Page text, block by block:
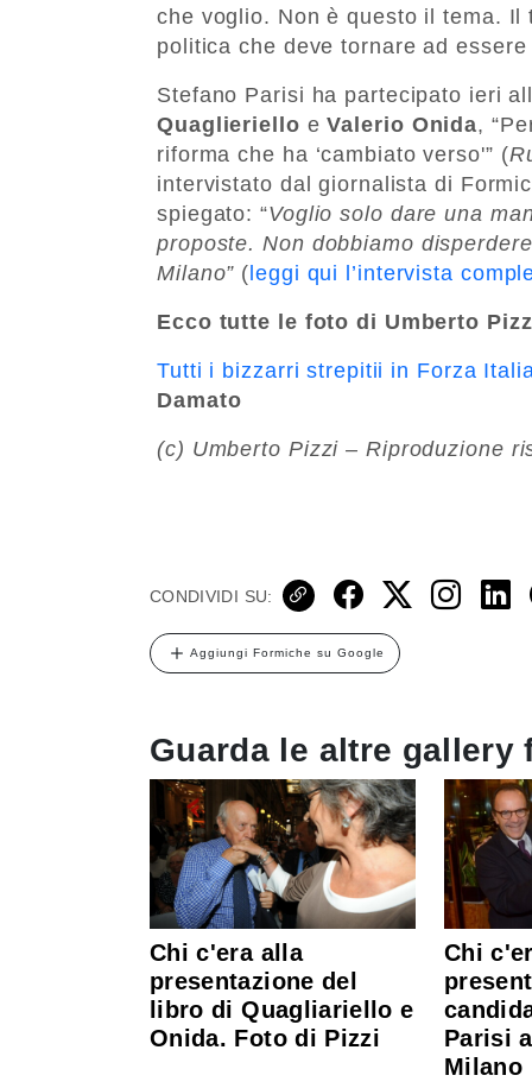
che voglio. Non è questo il tema.
politica che deve tornare ad essere
Stefano Parisi ha partecipato ieri
Quaglieriello eValerio Onida,
riforma che ha ‘cambiato verso'” (
intervistato dal giornalista di
spiegato: “Voglio solo dare una
proposte. Non dobbiamo
Milano” (leggi qui l’intervista
Ecco tutte le foto di Umberto
Tutti i bizzarri strepitii in Forza
Damato
(c) Umberto Pizzi – Riproduzione
CONDIVIDI SU:
Aggiungi Formiche su Google
Guarda le altre gallery
Chi c'era alla
presentazione del
libro di Quagliariello e
Onida. Foto di Pizzi
Chi
Parisi
Milano